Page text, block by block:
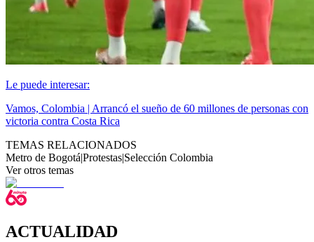
Le puede interesar:
Vamos, Colombia | Arrancó el sueño de 60 millones de personas con
victoria contra Costa Rica
TEMAS RELACIONADOS
Metro de Bogotá|Protestas|Selección Colombia
Ver otros temas
ACTUALIDAD